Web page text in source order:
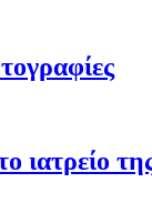
ιατρείο